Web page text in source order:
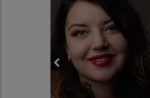
Previous